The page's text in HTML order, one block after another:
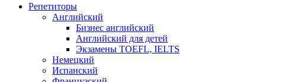
Репетиторы
Английский
Бизнес английский
Английский для детей
Экзамены TOEFL, IELTS
Немецкий
Испанский